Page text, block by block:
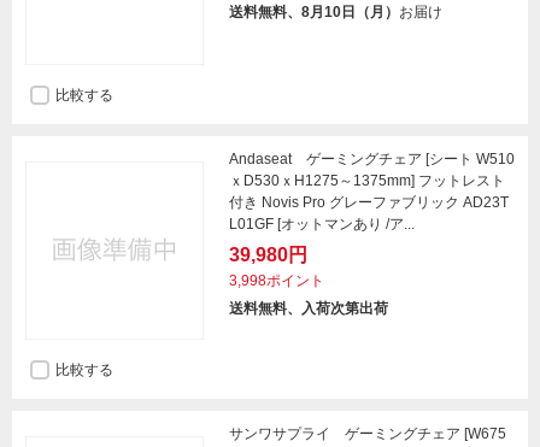
送料無料、8月10日（月） お届け
比較する
Andaseat ゲーミングチェア [シート W510
ｘD530ｘH1275～1375mm] フットレスト
付き Novis Pro グレーファブリック AD23T
L01GF [オットマンあり /ア...
39,980円
3,998ポイント
送料無料、入荷次第出荷
比較する
サンワサプライ ゲーミングチェア [W675